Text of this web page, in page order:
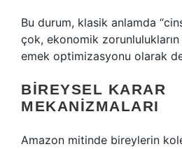
Bu durum, klasik anlamda
çok, ekonomik
emek optimizasyonu olarak
BIREYSEL KARAR
MEKANIZMALARI
Amazon mitinde bireylerin